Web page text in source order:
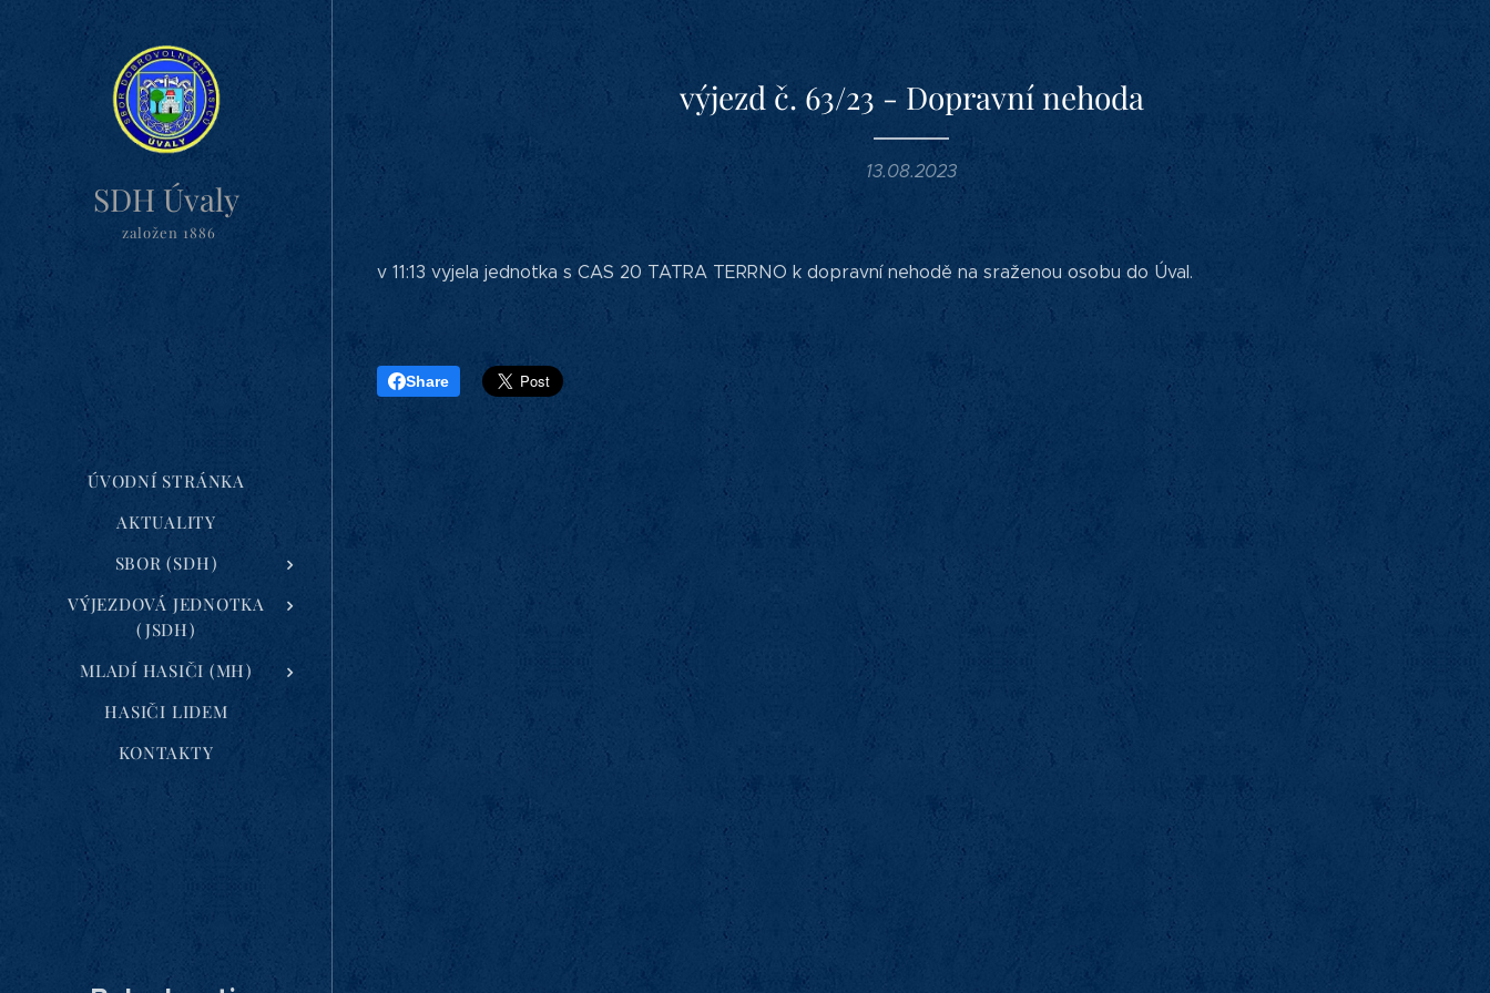
SDH Úvaly
založen 1886
ÚVODNÍ STRÁNKA
AKTUALITY
SBOR (SDH)
VÝJEZDOVÁ JEDNOTKA
(JSDH)
MLADÍ HASIČI (MH)
HASIČI LIDEM
KONTAKTY
výjezd č. 63/23 - Dopravní nehoda
13.08.2023
v 11:13 vyjela jednotka s CAS 20 TATRA TERRNO k dopravní nehodě na sraženou osobu do Úval.
Share